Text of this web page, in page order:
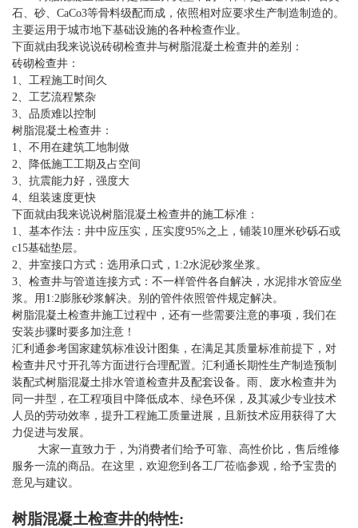
石、砂、CaCo3等骨料级配而成，依照相对应要求生产制造制造的。
主要运用于城市地下基础设施的各种检查作业。
下面就由我来说说砖砌检查井与树脂混凝土检查井的差别：
砖砌检查井：
1、工程施工时间久
2、工艺流程繁杂
3、品质难以控制
树脂混凝土检查井：
1、不用在建筑工地制做
2、降低施工工期及占空间
3、抗震能力好，强度大
4、组装速度更快
下面就由我来说说树脂混凝土检查井的施工标准：
1、基本作法：井中应压实，压实度95%之上，铺装10厘米砂砾石或
c15基础垫层。
2、井室接口方式：选用承口式，1:2水泥砂浆坐浆。
3、检查井与管道连接方式：不一样管件各自解决，水泥排水管应坐
浆。用1:2膨胀砂浆解决。别的管件依照管件规定解决。
树脂混凝土检查井施工过程中，还有一些需要注意的事项，我们在
安装步骤时要多加注意！
汇利通参考国家建筑标准设计图集，在满足其质量标准前提下，对
检查井尺寸开孔等方面进行合理配置。汇利通长期性生产制造预制
装配式树脂混凝土排水管道检查井及配套设备。 雨、废水检查井为
同一井型，在工程项目中降低成本、绿色环保，及其减少专业技术
人员的劳动效率，提升工程施工质量进展，且新技术应用获得了大
力促进与发展。
大家一直致力于，为消费者们给予可靠、高性价比，售后维修
服务一流的商品。在这里，欢迎您到各工厂莅临参观，给予宝贵的
意见与建议。
树脂混凝土检查井的特性: